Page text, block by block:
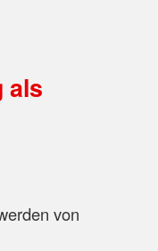
als
von